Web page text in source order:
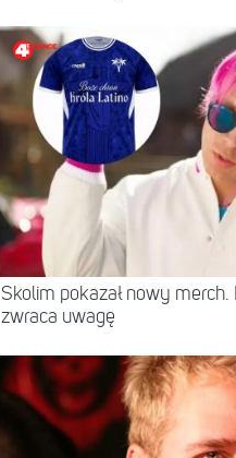
Skolim pokazał nowy
zwraca uwagę